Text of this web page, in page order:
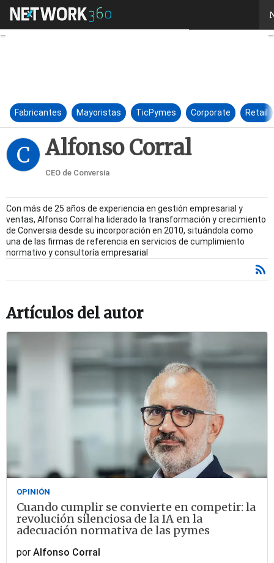
Alfonso Corral
Fabricantes Mayoristas TicPymes Corporate Retail
C Alfonso Corral
CEO de Conversia
Con más de 25 años de experiencia en gestión empresarial y
ventas, Alfonso Corral ha liderado la transformación y crecimiento
de Conversia desde su incorporación en 2010, situándola como
una de las firmas de referencia en servicios de cumplimiento
normativo y consultoría empresarial
Artículos del autor
OPINIÓN
Cuando cumplir se convierte en competir: la
revolución silenciosa de la IA en la
adecuación normativa de las pymes
porAlfonso Corral